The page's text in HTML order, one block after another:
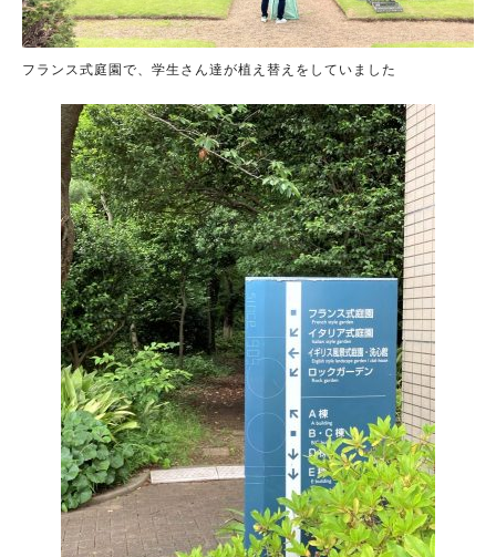
フランス式庭園で、学生さん達が植え替えをしていました